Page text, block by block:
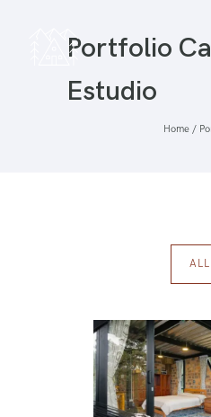
Portfolio
Estudio
Home /
ALL
El